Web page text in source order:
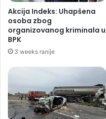
Akcija Indeks: Uhapšena
osoba zbog
organizovanog kriminala u
BPK
3 weeks ranije